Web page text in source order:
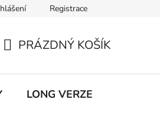
Registrace
KOŠÍK
PRÁZDNÝ KOŠÍK
LONG VERZE